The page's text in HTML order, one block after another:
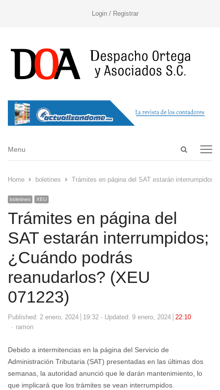
Login / Registrar
Open
Menu
Menu
Home boletines Trámites en página del SAT estarán interrumpidos;
boletines XEU
Trámites en página del
SAT estarán interrumpidos;
¿Cuándo podrás
reanudarlos? (XEU
071223)
Published: 2 enero, 2024 19:32 Updated: 9 enero, 2024
22:10
Author
ramon
Debido a intermitencias en la página del Servicio de
Administración Tributaria (SAT) presentadas en las últimas dos
semanas, la autoridad anunció que le darán mantenimiento, lo
que implicará que los trámites se vean interrumpidos.